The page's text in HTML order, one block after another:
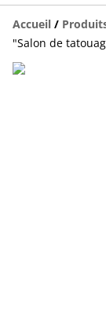
Accueil /
"Salon de